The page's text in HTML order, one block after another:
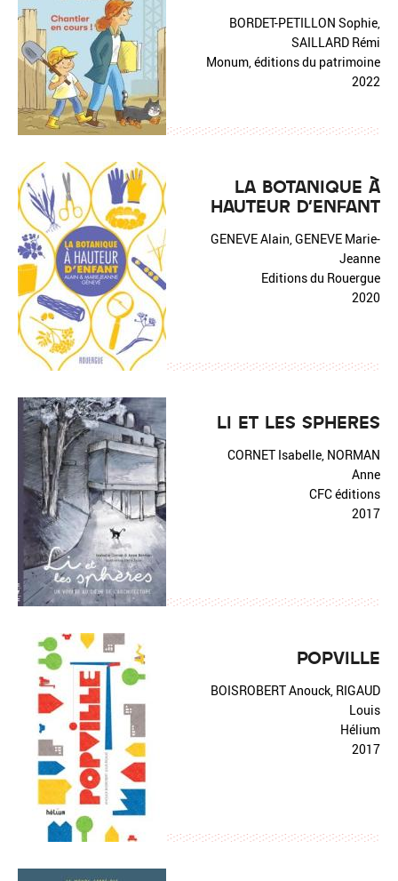
BORDET-PETILLON Sophie,
SAILLARD Rémi
Monum, éditions du patrimoine
2022
LA BOTANIQUE À
HAUTEUR D'ENFANT
GENEVE Alain, GENEVE Marie-
Jeanne
Editions du Rouergue
2020
LI ET LES SPHERES
CORNET Isabelle, NORMAN
Anne
CFC éditions
2017
POPVILLE
BOISROBERT Anouck, RIGAUD
Louis
Hélium
2017